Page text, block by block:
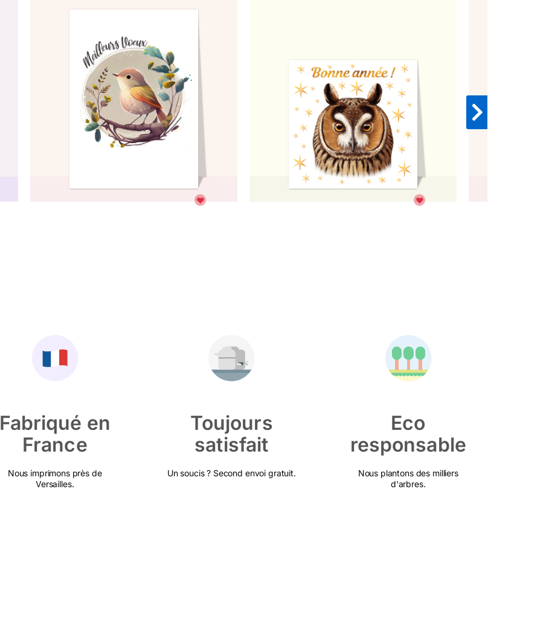
Fabriqué en
France
Nous imprimons près de
Versailles.
Toujours
satisfait
Un soucis ? Second envoi gratuit.
Eco
responsable
Nous plantons des milliers
d'arbres.